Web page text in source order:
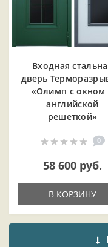
Входная
дверь
«Олимп с окном
английской
решеткой»
0
58 600 руб.
В КОРЗИНУ